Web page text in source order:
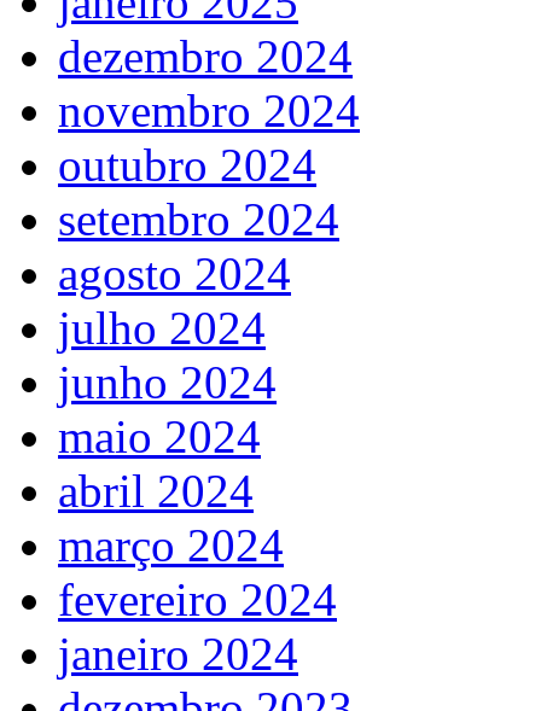
dezembro 2024
novembro 2024
outubro 2024
setembro 2024
agosto 2024
julho 2024
junho 2024
maio 2024
abril 2024
março 2024
fevereiro 2024
janeiro 2024